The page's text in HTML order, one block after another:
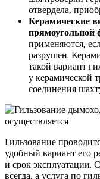
отвердела,
Керамические
применяются,
разрушен.
такой вариант
у керамической
соединения
Гильзование
удобный вариант его
и срок эксплуатации.
всегда, а услуга по